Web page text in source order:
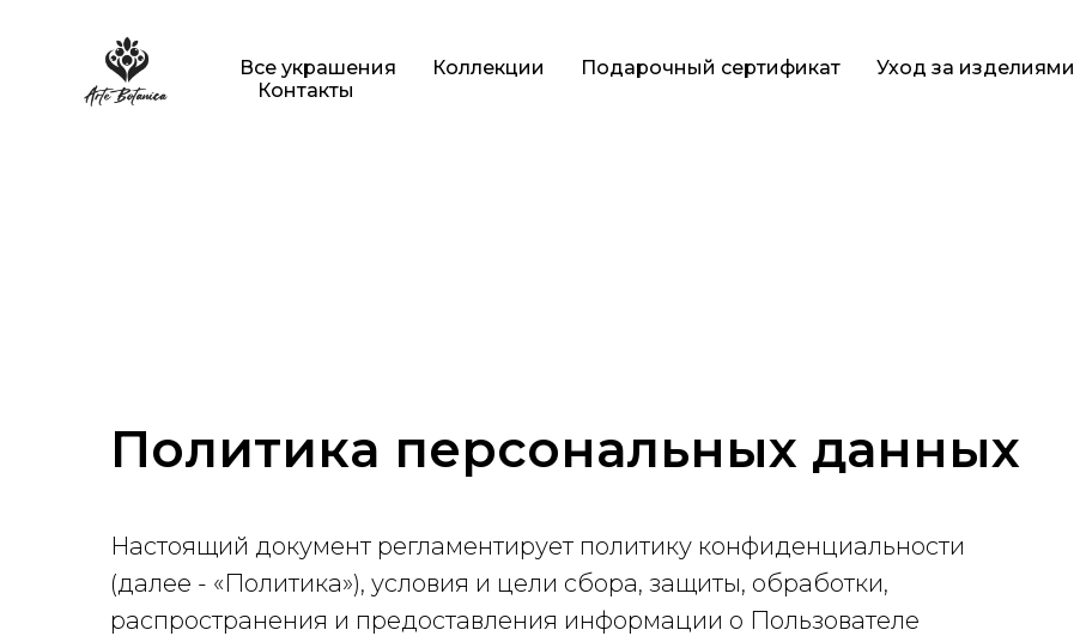
Все украшения Коллекции Подарочный сертификат Уход за изделиями
Контакты
Политика персональных данных
Настоящий документ регламентирует политику конфиденциальности
(далее - «Политика»), условия и цели сбора, защиты, обработки,
распространения и предоставления информации о Пользователе